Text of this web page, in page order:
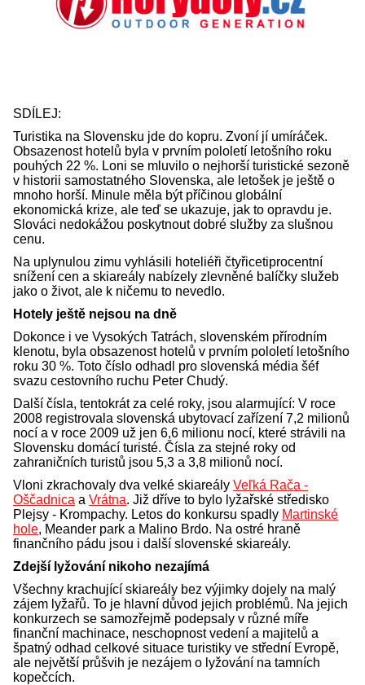
SDÍLEJ:
Turistika na Slovensku jde do kopru. Zvoní jí umíráček.
Obsazenost hotelů byla v prvním pololetí letošního roku
pouhých 22 %. Loni se mluvilo o nejhorší turistické sezoně
v historii samostatného Slovenska, ale letošek je ještě o
mnoho horší. Minule měla být příčinou globální
ekonomická krize, ale teď se ukazuje, jak to opravdu je.
Slováci nedokážou poskytnout dobré služby za slušnou
cenu.
Na uplynulou zimu vyhlásili hoteliéři čtyřicetiprocentní
snížení cen a skiareály nabízely zlevněné balíčky služeb
jako o život, ale k ničemu to nevedlo.
Hotely ještě nejsou na dně
Dokonce i ve Vysokých Tatrách, slovenském přírodním
klenotu, byla obsazenost hotelů v prvním pololetí letošního
roku 30 %. Toto číslo odhadl pro slovenská média šéf
svazu cestovního ruchu Peter Chudý.
Další čísla, tentokrát za celé roky, jsou alarmující: V roce
2008 registrovala slovenská ubytovací zařízení 7,2 milionů
nocí a v roce 2009 už jen 6,6 milionu nocí, které strávili na
Slovensku domácí turisté. Čísla za stejné roky od
zahraničních turistů jsou 5,3 a 3,8 milionů nocí.
Vloni zkrachovaly dva velké skiareály Veľká Rača -
Oščadnica a Vrátna. Již dříve to bylo lyžařské středisko
Plejsy - Krompachy. Letos do konkursu spadly Martinské
hole, Meander park a Malino Brdo. Na ostré hraně
finančního pádu jsou i další slovenské skiareály.
Zdejší lyžování nikoho nezajímá
Všechny krachující skiareály bez výjimky dojely na malý
zájem lyžařů. To je hlavní důvod jejich problémů. Na jejich
konkurzech se samozřejmě podepsaly v různé míře
finanční machinace, neschopnost vedení a majitelů a
špatný odhad celkové situace turistiky ve střední Evropě,
ale největší průšvih je nezájem o lyžování na tamních
kopečcích.